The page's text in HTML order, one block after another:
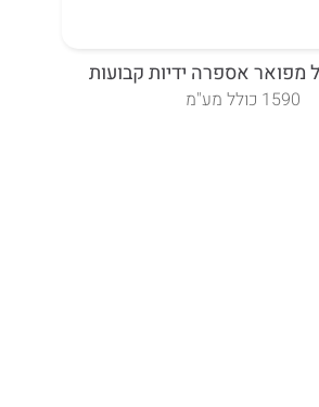
מפואר אספרה ידיות קבועות
1590 כולל מע"מ